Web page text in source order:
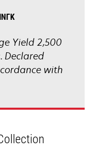
Yield 2,500
Declared
with